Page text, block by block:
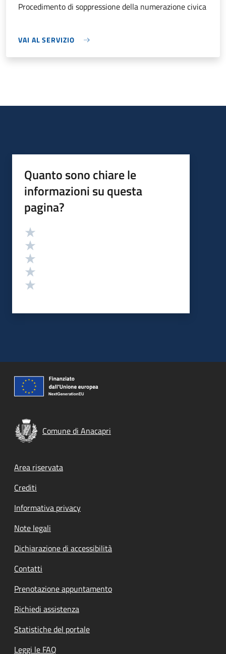
Procedimento di soppressione della numerazione civica
VAI AL SERVIZIO
Quanto sono chiare le
informazioni su questa
pagina?
Valutazione
Comune di Anacapri
Footer menu
Area riservata
Crediti
Informativa privacy
Note legali
Dichiarazione di accessibilità
Contatti
Prenotazione appuntamento
Richiedi assistenza
Statistiche del portale
Leggi le FAQ